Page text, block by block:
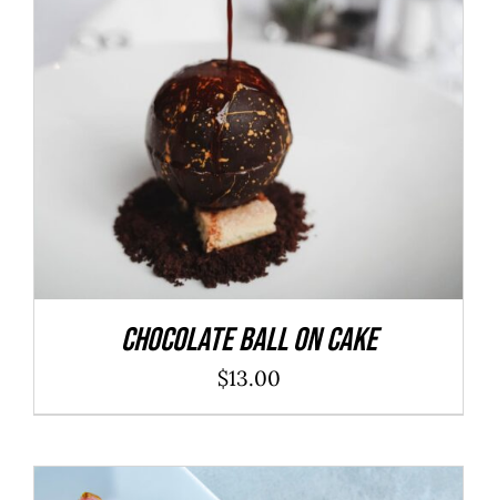
ADD TO CART DÉTAILS
Chocolate Ball On Cake
$13.00